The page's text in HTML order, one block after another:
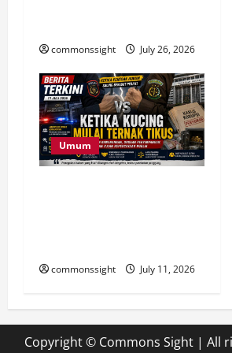
commonssight July 26, 2026
Umum
commonssight July 11, 2026
Copyright © Commons Sight | All